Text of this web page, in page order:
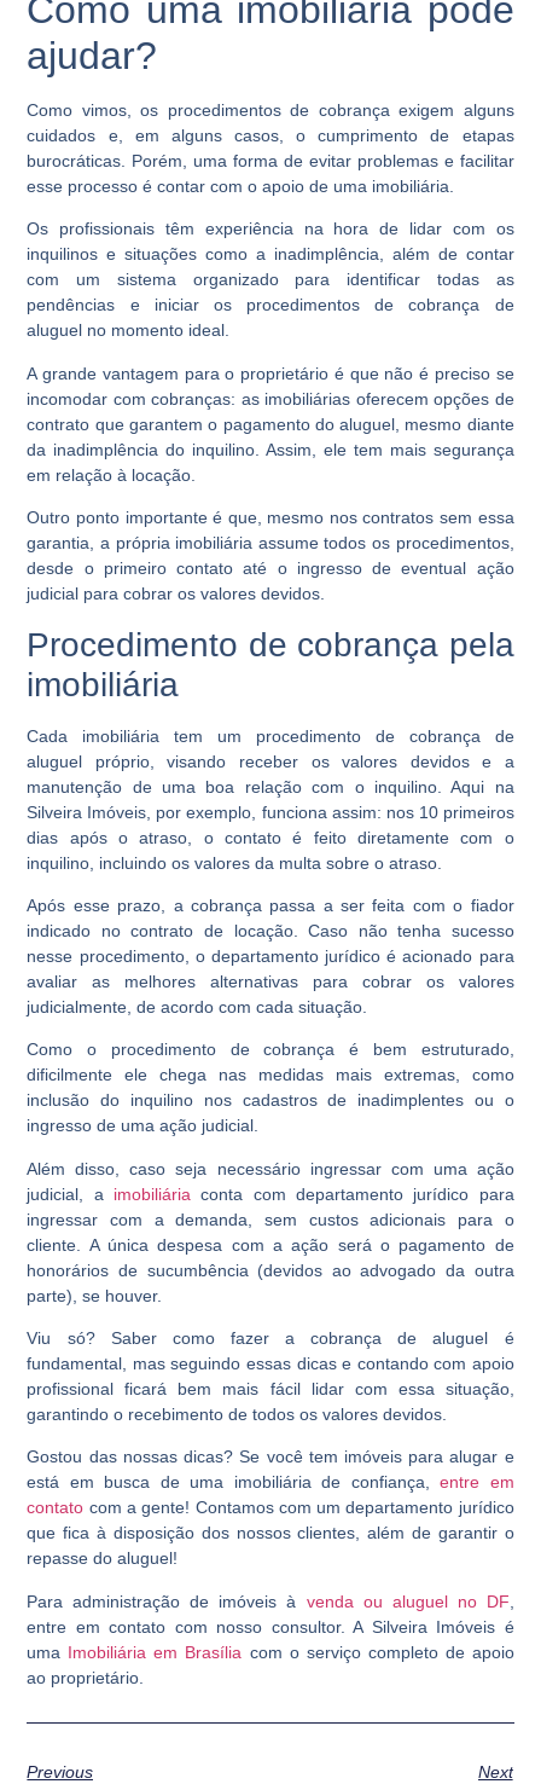
Como uma imobiliária pode
ajudar?
Como vimos, os procedimentos de cobrança exigem alguns
cuidados e, em alguns casos, o cumprimento de etapas
burocráticas. Porém, uma forma de evitar problemas e facilitar
esse processo é contar com o apoio de uma imobiliária.
Os profissionais têm experiência na hora de lidar com os
inquilinos e situações como a inadimplência, além de contar
com um sistema organizado para identificar todas as
pendências e iniciar os procedimentos decobrança de
aluguel no momento ideal.
A grande vantagem para o proprietário é que não é preciso se
incomodar com cobranças: as imobiliárias oferecem opções de
contrato que garantem o pagamento do aluguel, mesmo diante
da inadimplência do inquilino. Assim, ele tem mais segurança
em relação à locação.
Outro ponto importante é que, mesmo nos contratos sem essa
garantia, a própria imobiliária assume todos os procedimentos,
desde o primeiro contato até o ingresso de eventual ação
judicial para cobrar os valores devidos.
Procedimento de cobrança pela
imobiliária
Cada imobiliária tem um procedimento de cobrança de
aluguel próprio, visando receber os valores devidos e a
manutenção de uma boa relação com o inquilino. Aqui na
Silveira Imóveis, por exemplo, funciona assim: nos 10 primeiros
dias após o atraso, o contato é feito diretamente com o
inquilino, incluindo os valores da multa sobre o atraso.
Após esse prazo, a cobrança passa a ser feita com o fiador
indicado no contrato de locação. Caso não tenha sucesso
nesse procedimento, o departamento jurídico é acionado para
avaliar as melhores alternativas para cobrar os valores
judicialmente, de acordo com cada situação.
Como o procedimento de cobrança é bem estruturado,
dificilmente ele chega nas medidas mais extremas, como
inclusão do inquilino nos cadastros de inadimplentes ou o
ingresso de uma ação judicial.
Além disso, caso seja necessário ingressar com uma ação
judicial, a imobiliária conta com departamento jurídico para
ingressar com a demanda, sem custos adicionais para o
cliente. A única despesa com a ação será o pagamento de
honorários de sucumbência (devidos ao advogado da outra
parte), se houver.
Viu só? Saber como fazer acobrança de aluguel é
fundamental, mas seguindo essas dicas e contando com apoio
profissional ficará bem mais fácil lidar com essa situação,
garantindo o recebimento de todos os valores devidos.
Gostou das nossas dicas? Se você tem imóveis para alugar e
está em busca de uma imobiliária de confiança,entre em
contato com a gente! Contamos com um departamento jurídico
que fica à disposição dos nossos clientes, além de garantir o
repasse do aluguel!
Para administração de imóveis à venda ou aluguel no DF
entre em contato com nosso consultor. A Silveira Imóveis é
uma Imobiliária em Brasília com o serviço completo de apoio
ao proprietário.
Previous Next